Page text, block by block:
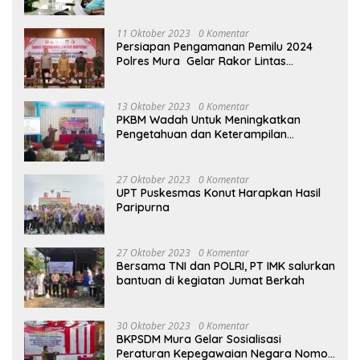
11 Oktober 2023 0 Komentar
Persiapan Pengamanan Pemilu 2024
Polres Mura Gelar Rakor Lintas
13 Oktober 2023 0 Komentar
PKBM Wadah Untuk Meningkatkan
Pengetahuan dan Keterampilan
27 Oktober 2023 0 Komentar
UPT Puskesmas Konut Harapkan Hasil
Paripurna
27 Oktober 2023 0 Komentar
Bersama TNI dan POLRI, PT IMK salurkan
bantuan di kegiatan Jumat Berkah
30 Oktober 2023 0 Komentar
BKPSDM Mura Gelar Sosialisasi
Peraturan Kepegawaian Negara Nomor